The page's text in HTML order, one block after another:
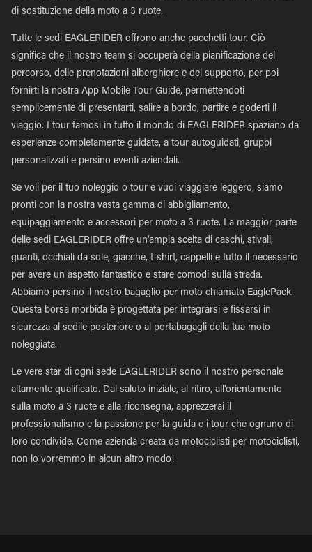
di sostituzione della moto a 3 ruote.
Tutte le sedi EAGLERIDER offrono anche pacchetti tour. Ciò
significa che il nostro team si occuperà della pianificazione del
percorso, delle prenotazioni alberghiere e del supporto, per poi
fornirti la nostra App Mobile Tour Guide, permettendoti
semplicemente di presentarti, salire a bordo, partire e goderti il
viaggio. I tour famosi in tutto il mondo di EAGLERIDER spaziano da
esperienze completamente guidate, a tour autoguidati, gruppi
personalizzati e persino eventi aziendali.
Se voli per il tuo noleggio o tour e vuoi viaggiare leggero, siamo
pronti con la nostra vasta gamma di abbigliamento,
equipaggiamento e accessori per moto a 3 ruote. La maggior parte
delle sedi EAGLERIDER offre un'ampia scelta di caschi, stivali,
guanti, occhiali da sole, giacche, t-shirt, cappelli e tutto il necessario
per avere un aspetto fantastico e stare comodi sulla strada.
Abbiamo persino il nostro bagaglio per moto chiamato EaglePack.
Questa borsa morbida è progettata per integrarsi e fissarsi in
sicurezza al sedile posteriore o al portabagagli della tua moto
noleggiata.
Le vere star di ogni sede EAGLERIDER sono il nostro personale
altamente qualificato. Dal saluto iniziale, al ritiro, all'orientamento
sulla moto a 3 ruote e alla riconsegna, apprezzerai il
professionalismo e la passione per la guida e i tour che ognuno di
loro condivide. Come azienda creata da motociclisti per motociclisti,
non lo vorremmo in alcun altro modo!